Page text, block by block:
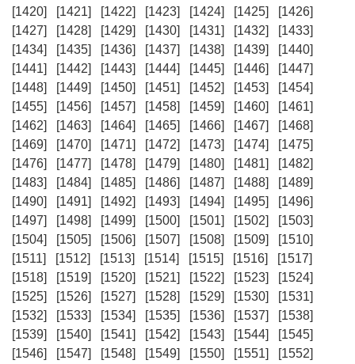
[1420]
[1421] [1422] [1423] [1424] [1425]
[1426]
[1427]
[1428] [1429] [1430] [1431] [1432]
[1433]
[1434]
[1435] [1436] [1437] [1438] [1439]
[1440]
[1441]
[1442] [1443] [1444] [1445] [1446]
[1447]
[1448]
[1449] [1450] [1451] [1452] [1453]
[1454]
[1455]
[1456] [1457] [1458] [1459] [1460]
[1461]
[1462]
[1463] [1464] [1465] [1466] [1467]
[1468]
[1469]
[1470] [1471] [1472] [1473] [1474]
[1475]
[1476]
[1477] [1478] [1479] [1480] [1481]
[1482]
[1483]
[1484] [1485] [1486] [1487] [1488]
[1489]
[1490]
[1491] [1492] [1493] [1494] [1495]
[1496]
[1497]
[1498] [1499] [1500] [1501] [1502]
[1503]
[1504]
[1505] [1506] [1507] [1508] [1509]
[1510]
[1511]
[1512] [1513] [1514] [1515] [1516]
[1517]
[1518]
[1519] [1520] [1521] [1522] [1523]
[1524]
[1525]
[1526] [1527] [1528] [1529] [1530]
[1531]
[1532]
[1533] [1534] [1535] [1536] [1537]
[1538]
[1539]
[1540] [1541] [1542] [1543] [1544]
[1545]
[1546]
[1547] [1548] [1549] [1550] [1551]
[1552]